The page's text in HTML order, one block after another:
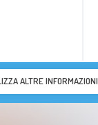
ALTRE INFORMAZIONI